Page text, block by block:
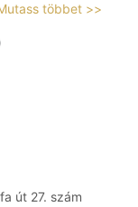
többet >>
út 27. szám